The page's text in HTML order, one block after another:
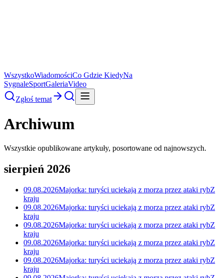
WszystkoWiadomościCo Gdzie KiedyNa
SygnaleSportGaleriaVideo
Zgłoś temat
Archiwum
Wszystkie opublikowane artykuły, posortowane od najnowszych.
sierpień 2026
09.08.2026Majorka: turyści uciekają z morza przez ataki rybZ
kraju
09.08.2026Majorka: turyści uciekają z morza przez ataki rybZ
kraju
09.08.2026Majorka: turyści uciekają z morza przez ataki rybZ
kraju
09.08.2026Majorka: turyści uciekają z morza przez ataki rybZ
kraju
09.08.2026Majorka: turyści uciekają z morza przez ataki rybZ
kraju